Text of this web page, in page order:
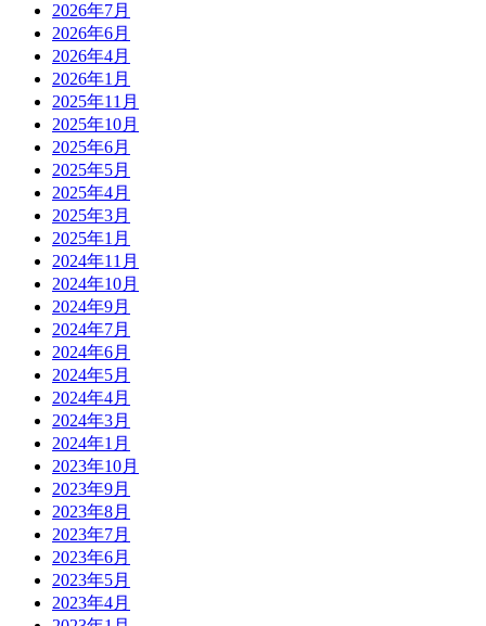
2026年7月
2026年6月
2026年4月
2026年1月
2025年11月
2025年10月
2025年6月
2025年5月
2025年4月
2025年3月
2025年1月
2024年11月
2024年10月
2024年9月
2024年7月
2024年6月
2024年5月
2024年4月
2024年3月
2024年1月
2023年10月
2023年9月
2023年8月
2023年7月
2023年6月
2023年5月
2023年4月